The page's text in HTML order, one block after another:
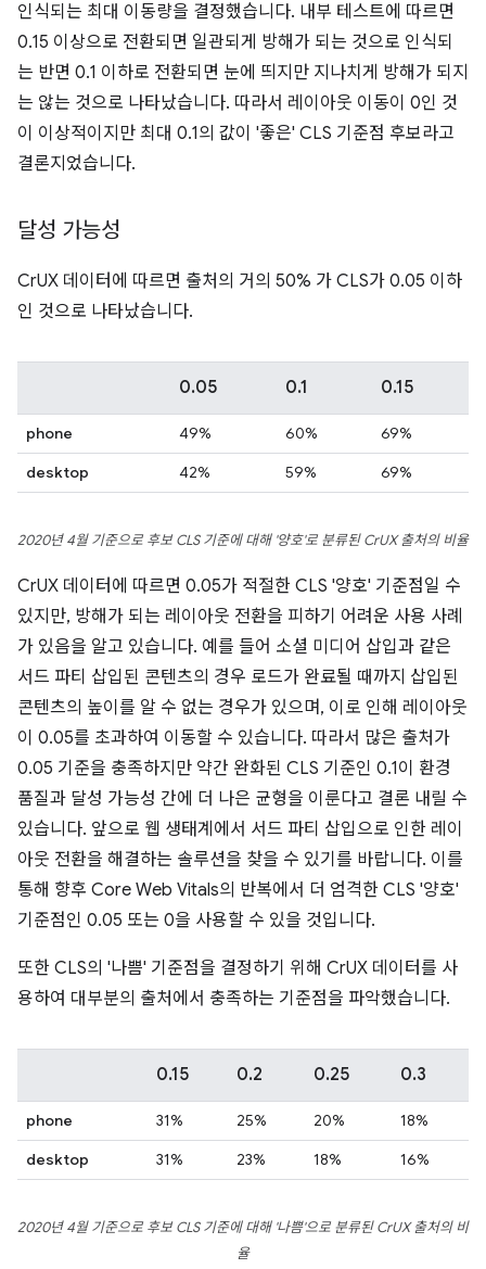
인식되는 최대 이동량을 결정했습니다. 내부 테스트에 따르면
0.15 이상으로 전환되면 일관되게 방해가 되는 것으로 인식되
는 반면 0.1 이하로 전환되면 눈에 띄지만 지나치게 방해가 되지
는 않는 것으로 나타났습니다. 따라서 레이아웃 이동이 0인 것
이 이상적이지만 최대 0.1의 값이 '좋은' CLS 기준점 후보라고
결론지었습니다.
달성 가능성
CrUX 데이터에 따르면 출처의 거의 50% 가 CLS가 0.05 이하
인 것으로 나타났습니다.
0.05 0.1 0.15
phone 49% 60%
69%
desktop
42% 59% 69%
2020년 4월 기준으로 후보 CLS 기준에 대해 '양호'로 분류된 CrUX 출처의 비율
CrUX 데이터에 따르면 0.05가 적절한 CLS '양호' 기준점일 수
있지만, 방해가 되는 레이아웃 전환을 피하기 어려운 사용 사례
가 있음을 알고 있습니다. 예를 들어 소셜 미디어 삽입과 같은
서드 파티 삽입된 콘텐츠의 경우 로드가 완료될 때까지 삽입된
콘텐츠의 높이를 알 수 없는 경우가 있으며, 이로 인해 레이아웃
이 0.05를 초과하여 이동할 수 있습니다. 따라서 많은 출처가
0.05 기준을 충족하지만 약간 완화된 CLS 기준인 0.1이 환경
품질과 달성 가능성 간에 더 나은 균형을 이룬다고 결론 내릴 수
있습니다. 앞으로 웹 생태계에서 서드 파티 삽입으로 인한 레이
아웃 전환을 해결하는 솔루션을 찾을 수 있기를 바랍니다. 이를
통해 향후 Core Web Vitals의 반복에서 더 엄격한 CLS '양호'
기준점인 0.05 또는 0을 사용할 수 있을 것입니다.
또한 CLS의 '나쁨' 기준점을 결정하기 위해 CrUX 데이터를 사
용하여 대부분의 출처에서 충족하는 기준점을 파악했습니다.
0.15 0.2 0.25 0.3
phone 31% 25% 20%
18%
desktop
31% 23% 18% 16%
2020년 4월 기준으로 후보 CLS 기준에 대해 '나쁨'으로 분류된 CrUX 출처의 비
율